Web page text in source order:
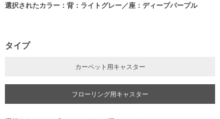
選択されたカラー：背：ライトグレー／座：ディープパープル
タイプ
カーペット用キャスター
フローリング用キャスター